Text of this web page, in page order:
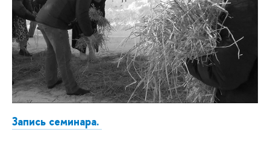
Запись семинара.